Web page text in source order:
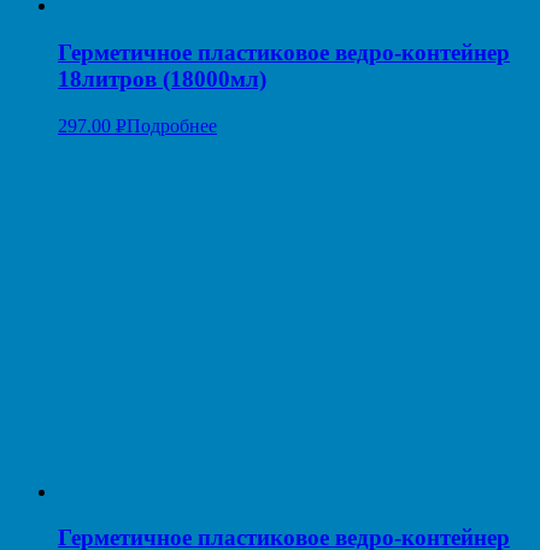
Герметичное пластиковое ведро-контейнер
18литров (18000мл)
297.00 РПодробнее
Герметичное пластиковое ведро-контейнер